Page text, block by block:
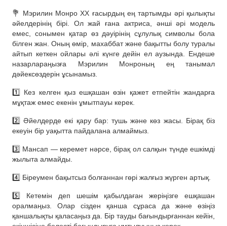
💐 Мэрилин Монро XX ғасырдың ең тартымды әрі қылықты
әйелдерінің бірі. Ол жай ғана актриса, әнші әрі модель
емес, сонымен қатар өз дәуірінің сұлулық символы бола
білген жан. Оның өмір, махаббат және бақытты болу туралы
айтып кеткен ойлары әлі күнге дейін ел аузында. Ендеше
назарлараңызға Мэрилин Монроның ең танымал
дәйексөздерін ұсынамыз.
1️⃣ Кез келген қыз ешқашан өзін қажет етпейтін жандарға
мұқтаж емес екенін ұмытпауы керек.
2️⃣ Әйелдерде екі қару бар: тушь және көз жасы. Бірақ біз
екеуін бір уақытта пайдалана алмаймыз.
3️⃣ Мансап — керемет нәрсе, бірақ ол салқын түнде ешкімді
жылыта алмайды.
4️⃣ Біреумен бақытсыз болғаннан гөрі жалғыз жүрген артық.
5️⃣ Кетемін деп шешім қабылдаған жеріңізге ешқашан
оралмаңыз. Олар сізден қанша сұраса да және өзіңіз
қаншалықты қаласаңыз да. Бір тауды бағындырғаннан кейін,